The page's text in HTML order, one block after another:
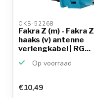
OKS-52268
Fakra Z (m) - Fakra Z
haaks (v) antenne
verlengkabel | RG...
Op voorraad
€10,49